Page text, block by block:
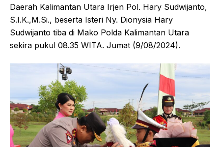
Daerah Kalimantan Utara Irjen Pol. Hary Sudwijanto,
S.I.K.,M.Si., beserta Isteri Ny. Dionysia Hary
Sudwijanto tiba di Mako Polda Kalimantan Utara
sekira pukul 08.35 WITA. Jumat (9/08/2024).